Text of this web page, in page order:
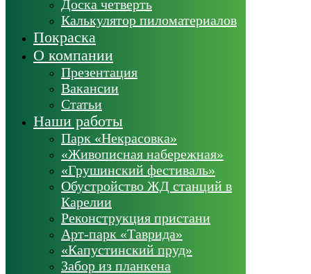
Доска четверть
Калькулятор пиломатериалов
Покраска
О компании
Презентация
Вакансии
Статьи
Наши работы
Парк «Некрасовка»
«Живописная набережная»
«Грушинский фестиваль»
Обустройство ЖД станций в
Карелии
Реконструкция пристани
Арт-парк «Таврида»
«Капустинский пруд»
Забор из планкена